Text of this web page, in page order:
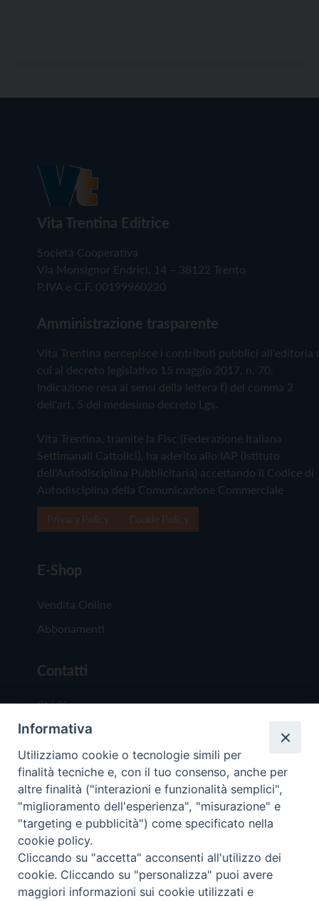
Vita Trentina Editrice
Società Cooperativa
Via Monsignor Endrici, 14 – 38122 Trento
P.IVA e C.F. 00199960220
Amministrazione trasparente
Vita Trentina percepisce i contributi pubblici all'editoria
cui al decreto legislativo 15 maggio 2017, n. 70.
Indicazione resa ai sensi della lettera f) del comma 2
dell'art. 5 del medesimo decreto Lgs.
Vita Trentina, tramite la Fisc (Federazione Italiana
Settimanali Cattolici), ha aderito allo IAP (Istituto
dell'Autodisciplina Pubblicitaria) accettando il Codice di
Autodisciplina della Comunicazione Commerciale
E-Shop
Vendita Online
Abbonamenti
Contatti
Chi Siamo
Redazione
Scrivici
Copyright © 2019 - Tutti i diritti riservati - Vita
Trentina Editrice
Informativa
Utilizziamo cookie o tecnologie simili per
finalità tecniche e, con il tuo consenso, anche per
altre finalità ("interazioni e funzionalità semplici",
"miglioramento dell'esperienza", "misurazione" e
"targeting e pubblicità") come specificato nella
cookie policy.
Cliccando su "accetta" acconsenti all'utilizzo dei
cookie. Cliccando su "personalizza" puoi avere
maggiori informazioni sui cookie utilizzati e